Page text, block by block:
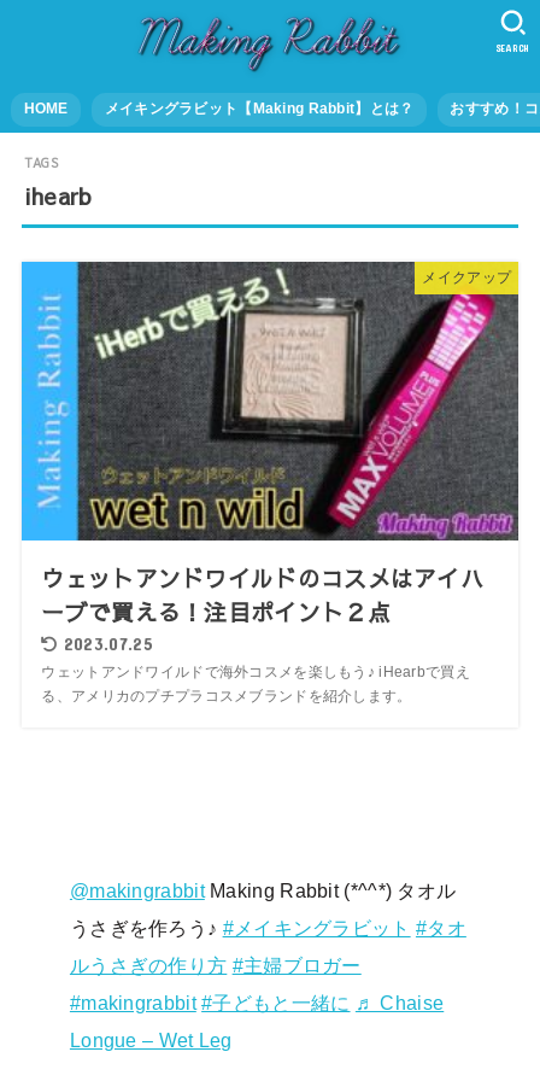
HOME メイキングラビット【Making Rabbit】とは？ おすすめ！
SEARCH
ihearb
メイクアップ
ウェットアンドワイルドのコスメはアイハ
ーブで買える！注目ポイント２点
2023.07.25
ウェットアンドワイルドで海外コスメを楽しもう♪ iHearbで買え
る、アメリカのプチプラコスメブランドを紹介します。
@makingrabbitMaking Rabbit (*^^*) タオル
うさぎを作ろう♪ #メイキングラビット #タオ
ルうさぎの作り方 #主婦ブロガー
#makingrabbit #子どもと一緒に
♬ Chaise
Longue – Wet Leg